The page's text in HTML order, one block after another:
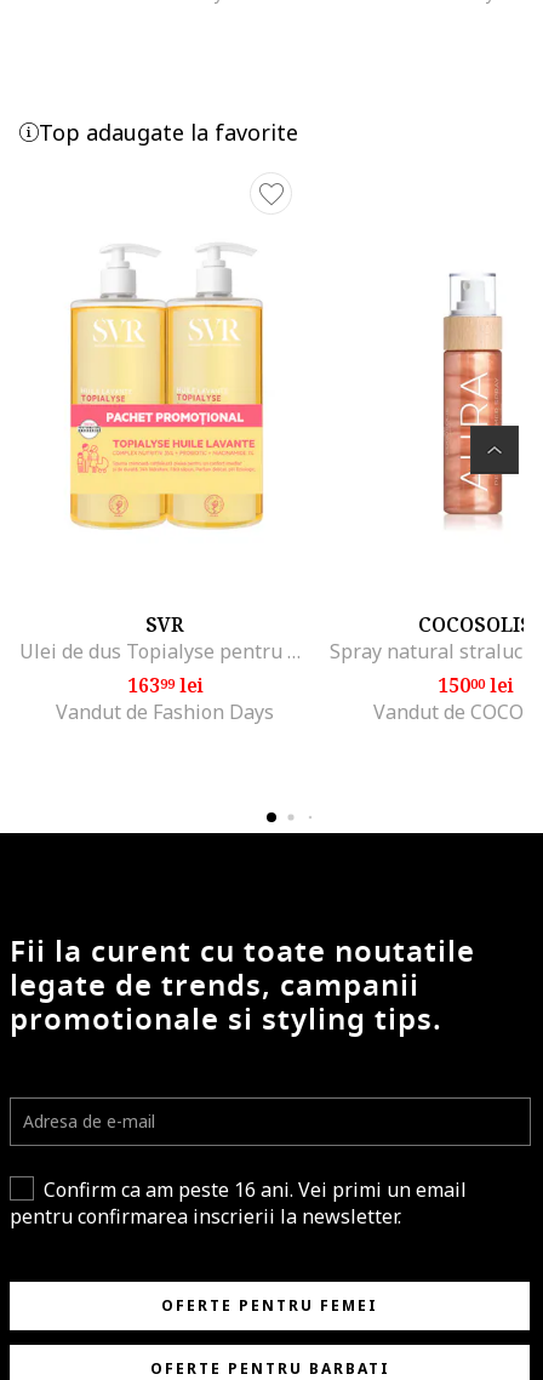
Top adaugate la favorite
SVR
Ulei de dus Topialyse pentru piele foarte uscata cu tendinta atopica, 2000 ml
16399lei
Vandut de Fashion Days
COCOSOLIS
15000lei
Vandut de
Fii la curent cu toate noutatile
legate de trends, campanii
promotionale si styling tips.
Confirm ca am peste 16 ani. Vei primi un email
pentru confirmarea inscrierii la newsletter.
OFERTE PENTRU FEMEI
OFERTE PENTRU BARBATI